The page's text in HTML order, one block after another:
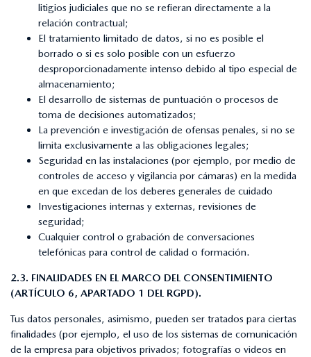
litigios judiciales que no se refieran directamente a la
relación contractual;
El tratamiento limitado de datos, si no es posible el
borrado o si es solo posible con un esfuerzo
desproporcionadamente intenso debido al tipo especial de
almacenamiento;
El desarrollo de sistemas de puntuación o procesos de
toma de decisiones automatizados;
La prevención e investigación de ofensas penales, si no se
limita exclusivamente a las obligaciones legales;
Seguridad en las instalaciones (por ejemplo, por medio de
controles de acceso y vigilancia por cámaras) en la medida
en que excedan de los deberes generales de cuidado
Investigaciones internas y externas, revisiones de
seguridad;
Cualquier control o grabación de conversaciones
telefónicas para control de calidad o formación.
2.3. FINALIDADES EN EL MARCO DEL CONSENTIMIENTO
(ARTÍCULO 6, APARTADO 1 DEL RGPD).
Tus datos personales, asimismo, pueden ser tratados para ciertas
finalidades (por ejemplo, el uso de los sistemas de comunicación
de la empresa para objetivos privados; fotografías o videos en